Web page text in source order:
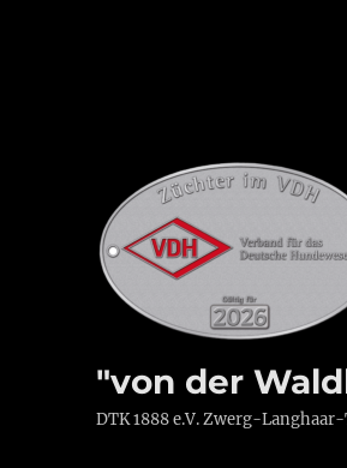
"von der
DTK 1888 e.V. Zwerg-